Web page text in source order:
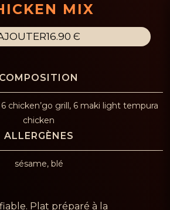
MIX
16.90 Є
chicken’go grill, 6 maki light tempura
chicken
sésame, blé
Plat préparé à la